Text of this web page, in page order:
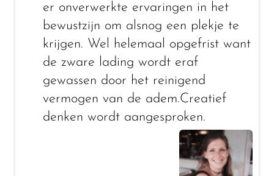
er onverwerkte ervaringen in het
bewustzijn om alsnog een plekje te
krijgen. Wel helemaal opgefrist want
de zware lading wordt eraf
gewassen door het reinigend
vermogen van de adem.Creatief
denken wordt aangesproken.